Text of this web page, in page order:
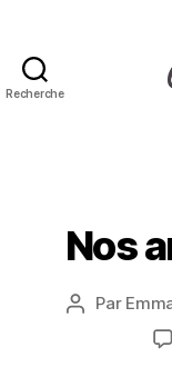
Recherche
Nos
Auteur
Par